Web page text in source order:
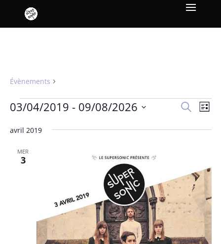
Évènements
Évènements Recherche
de
Liste
03/04/2019 - 09/08/2026
une
avril 2019
MER
3